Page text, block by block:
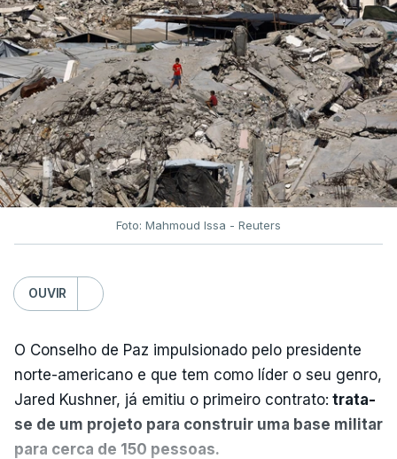
Foto: Mahmoud Issa - Reuters
OUVIR
O Conselho de Paz impulsionado pelo presidente
norte-americano e que tem como líder o seu genro,
Jared Kushner, já emitiu o primeiro contrato: trata-
se de um projeto para construir uma base militar
para cerca de 150 pessoas.